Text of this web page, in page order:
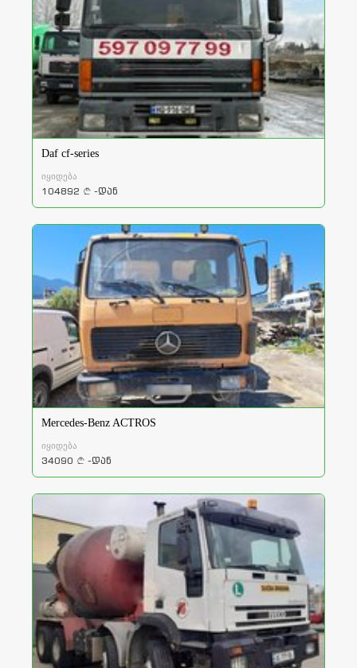
Daf cf-series
იყიდება
104892 a -დან
Mercedes-Benz ACTROS
იყიდება
34090 a -დან